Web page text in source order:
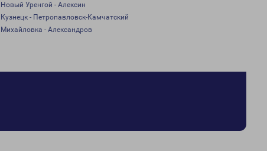
Новый Уренгой - Алексин
Кузнецк - Петропавловск-Камчатский
Михайловка - Александров